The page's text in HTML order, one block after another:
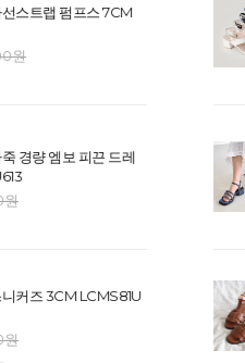
스트랩 펌프스 7CM
원
경량 엠보 피끈 드레
원
커즈 3CM LCMS81U
원